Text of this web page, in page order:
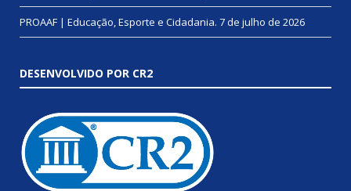
PROAAF | Educação, Esporte e Cidadania. 7 de julho de 2026
DESENVOLVIDO POR CR2